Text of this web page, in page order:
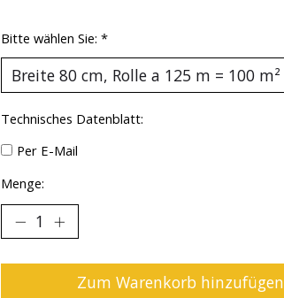
Bitte wählen Sie: *
Technisches Datenblatt:
Per E-Mail
Menge:
Zum Warenkorb hinzufügen